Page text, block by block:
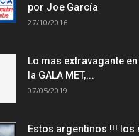
por Joe García
27/10/2016
Lo mas extravagante
la GALA MET,...
07/05/2019
Estos argentinos !!! los